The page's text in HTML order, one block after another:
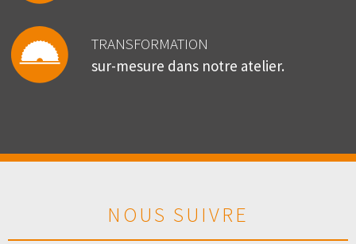
TRANSFORMATION
sur-mesure dans notre atelier.
NOUS SUIVRE